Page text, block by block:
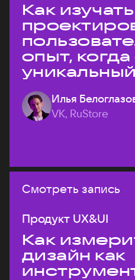
Как
опыт,
на рынке?
Илья
VK, RuStore
Смотреть запись
Продукт UX&UI
Как
дизайн как